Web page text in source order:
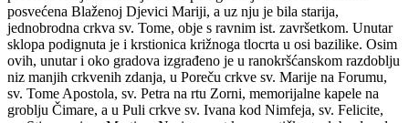
posvećena Blaženoj Djevici Mariji, a uz nju je bila starija,
jednobrodna crkva sv. Tome, obje s ravnim ist. završetkom. Unutar
sklopa podignuta je i krstionica križnoga tlocrta u osi bazilike. Osim
ovih, unutar i oko gradova izgrađeno je u ranokršćanskom razdoblju
niz manjih crkvenih zdanja, u Poreču crkve sv. Marije na Forumu,
sv. Tome Apostola, sv. Petra na rtu Zorni, memorijalne kapele na
groblju Čimare, a u Puli crkve sv. Ivana kod Nimfeja, sv. Felicite,